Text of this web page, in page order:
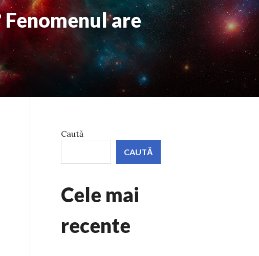
Fenomenul are
Caută
CAUTĂ
Cele mai
recente